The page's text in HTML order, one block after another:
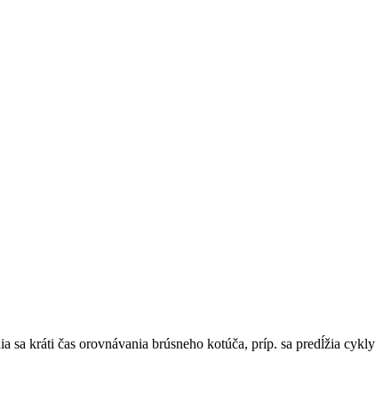
kráti čas orovnávania brúsneho kotúča, príp. sa predĺžia cykly